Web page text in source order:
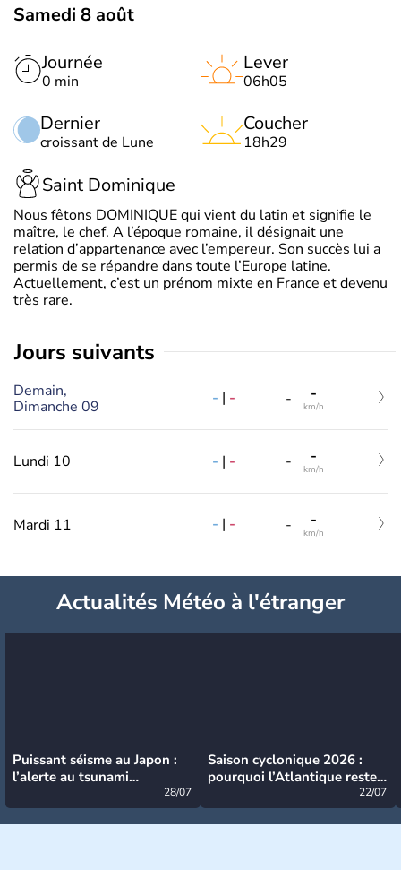
Samedi 8 août
Journée
0 min
Dernier
croissant de Lune
Lever
06h05
Coucher
18h29
Saint Dominique
Nous fêtons DOMINIQUE qui vient du latin et signifie le
maître, le chef. A l’époque romaine, il désignait une
relation d’appartenance avec l’empereur. Son succès lui a
permis de se répandre dans toute l’Europe latine.
Actuellement, c’est un prénom mixte en France et devenu
très rare.
jours suivants
Demain,
Dimanche 09
- | - - -
km/h
Lundi 10 - | - - -
km/h
Mardi 11 - | - - -
km/h
Actualités Météo à l'étranger
Puissant séisme au Japon :
l’alerte au tsunami
28/07
Saison cyclonique 2026 :
pourquoi l’Atlantique reste
22/07